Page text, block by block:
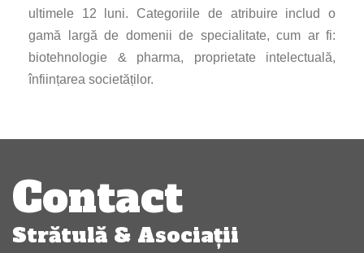
ultimele 12 luni. Categoriile de atribuire includ o
gamă largă de domenii de specialitate, cum ar fi:
biotehnologie & pharma, proprietate intelectuală,
înființarea societăților.
Navigare
articole
Contact
Strătulă & Asociaţii